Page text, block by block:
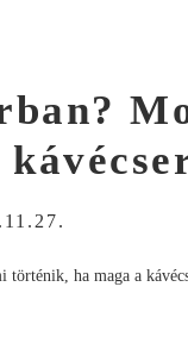
ha maga a